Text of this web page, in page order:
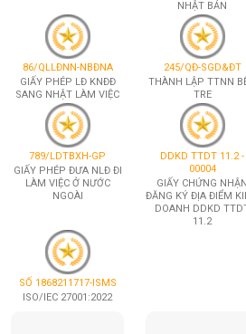
DKKD-GP
GIẤY PHÉP KINH
DOANH
1638/QLLĐNN-
GIẤY PHÉP ĐƯA TTS
HỘ LÝ ĐI THỰC TẬP
NHẬT BẢN
86/QLLĐNN-NBĐNA
GIẤY PHÉP LĐ KNĐĐ
245/QĐ-SGD&ĐT
THÀNH LẬP TTNN
TRE
789/LDTBXH-GP
GIẤY PHÉP ĐƯA NLĐ ĐI
LÀM VIỆC Ở NƯỚC